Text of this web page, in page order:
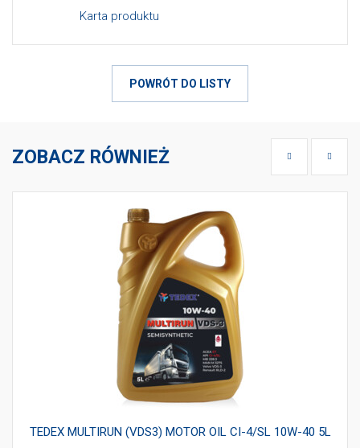
Karta produktu
POWRÓT DO LISTY
ZOBACZ RÓWNIEŻ
TEDEX MULTIRUN (VDS3) MOTOR OIL CI-4/SL 10W-40 5L